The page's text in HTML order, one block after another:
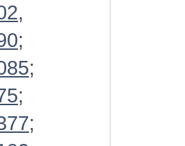
,
;
;
;
;